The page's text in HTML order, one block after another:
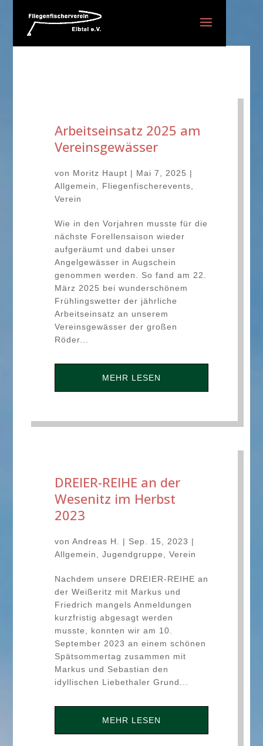
Arbeitseinsatz 2025 am
Vereinsgewässer
von Moritz Haupt | Mai 7, 2025 |
Allgemein
Fliegenfischerevents
Verein
Wie in den Vorjahren musste für die
nächste Forellensaison wieder
aufgeräumt und dabei unser
Angelgewässer in Augschein
genommen werden. So fand am 22.
März 2025 bei wunderschönem
Frühlingswetter der jährliche
Arbeitseinsatz an unserem
Vereinsgewässer der großen
Röder...
MEHR LESEN
DREIER-REIHE an der
Wesenitz im Herbst
2023
von Andreas H. | Sep. 15, 2023 |
Allgemein
Jugendgruppe Verein
Nachdem unsere DREIER-REIHE an
der Weißeritz mit Markus und
Friedrich mangels Anmeldungen
kurzfristig abgesagt werden
musste, konnten wir am 10.
September 2023 an einem schönen
Spätsommertag zusammen mit
Markus und Sebastian den
idyllischen Liebethaler Grund...
MEHR LESEN